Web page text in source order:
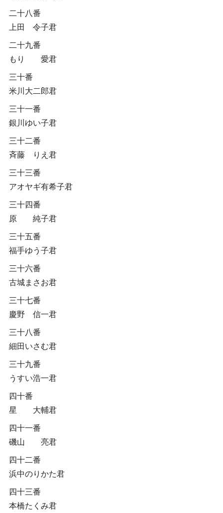
二十八番
上田 令子君
二十九番
もり 愛君
三十番
米川大二郎君
三十一番
銀川ゆい子君
三十二番
斉藤 りえ君
三十三番
アオヤギ有希子君
三十四番
原 純子君
三十五番
福手ゆう子君
三十六番
古城まさお君
三十七番
慶野 信一君
三十八番
細田いさむ君
三十九番
うすい浩一君
四十番
星 大輔君
四十一番
磯山 亮君
四十二番
浜中のりかた君
四十三番
本橋たくみ君